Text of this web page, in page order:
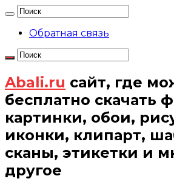
Обратная связь
Abali.ru сайт, где
бесплатно скачать
картинки, обои,
иконки, клипарт,
сканы, этикетки и
другое